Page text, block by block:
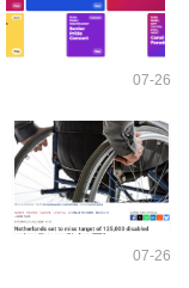
07-26
07-26